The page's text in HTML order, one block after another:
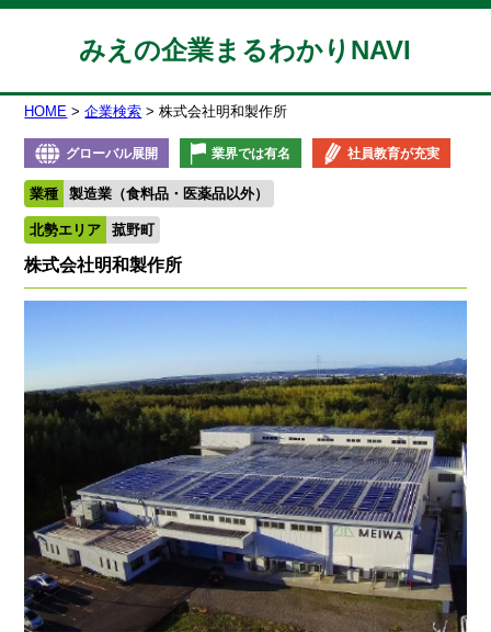
みえの企業まるわかりNAVI
HOME 企業検索 株式会社明和製作所
グローバル展開 業界では有名 社員教育が充実
業種 製造業（食料品・医薬品以外）
北勢エリア 菰野町
株式会社明和製作所